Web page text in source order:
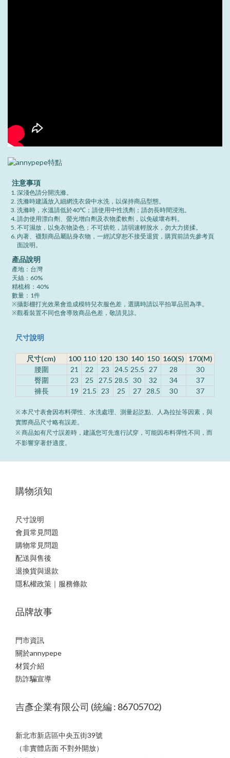
注意事項
深淺色請分開洗滌。
洗滌時建議放入細網洗衣袋中水洗，以保持商品型態。
洗滌時，水溫請低於40℃；請使用中性洗劑；請勿長時間浸泡。
請勿使用漂白劑、螢光增白劑及衣物柔軟劑，以免破壞布料。
不可濕放，以免衣物染色；不可烘乾，請弱速輕脫水，勿大力搓揉。
內著、襪類商品屬貼身衣物，一經試穿恕不接受退貨，購買前請先參考頁
面說明。
產品說明
產地：台灣
天絲：60%
精梳棉：40%
數量：1件
※攝影棚打光效果會造成模特兒衣服色差，選購時請以平拍單品照為準。
※觀看裝置不同也會導致商品色差，敬請見諒。
尺寸說明
尺寸(cm) 100 110 120 130 140 150 160(S) 170(M)
腰圍
21 22 23 24.5 25.5 27 28
30
臀圍
23 25 27.5 28.5 30 32 34
37
褲長
19 21.5 23 25 27 28.5 30 37
※ 本尺寸表會因布料彈性、水洗處理、測量起訖點、人為拉扯等因素，與
實際商品尺寸略有誤差。
※ 商品如有尺寸誤差時，建議您可先進行試穿，可能因布料彈性不同，而
不影響穿著舒適度。
購物須知
尺寸說明
會員常見問題
購物常見問題
配送與售後
退換貨與退款
隱私權政策｜服務條款
品牌故事
門市資訊
關於annypepe
材質介紹
防詐騙宣導
吉彥企業有限公司 (統編 : 86705702)
新北市新店區中央五街39號
（非實體店面 不對外開放）